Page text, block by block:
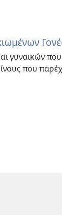
γυναικών
που